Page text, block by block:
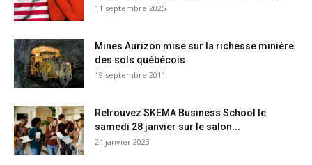
11 septembre 2025
Mines Aurizon mise sur la richesse minière
des sols québécois
19 septembre 2011
Retrouvez SKEMA Business School le
samedi 28 janvier sur le salon...
24 janvier 2023